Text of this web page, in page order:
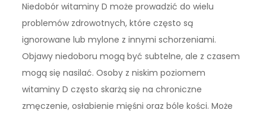
Niedobór witaminy D może prowadzić do wielu
problemów zdrowotnych, które często są
ignorowane lub mylone z innymi schorzeniami.
Objawy niedoboru mogą być subtelne, ale z czasem
mogą się nasilać. Osoby z niskim poziomem
witaminy D często skarżą się na chroniczne
zmęczenie, osłabienie mięśni oraz bóle kości. Może